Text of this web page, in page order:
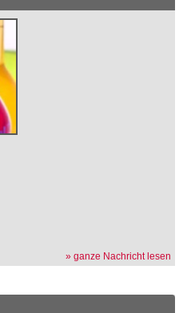
» ganze Nachricht lesen